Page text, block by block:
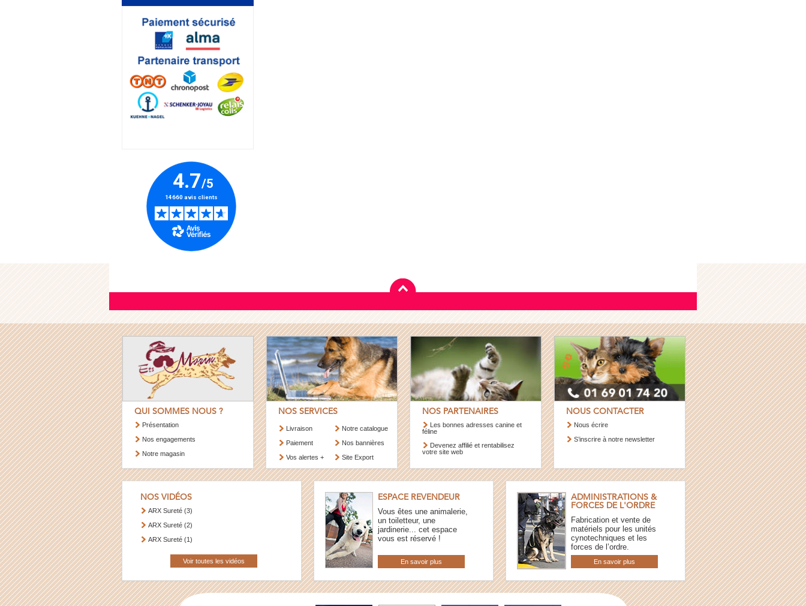
QUI SOMMES NOUS ?
Présentation
Nos engagements
Notre magasin
NOS SERVICES
Livraison
Paiement
Vos alertes +
Notre catalogue
Nos bannières
Site Export
NOS PARTENAIRES
Les bonnes adresses canine et
féline
Devenez affilié et rentabilisez
votre site web
NOUS CONTACTER
Nous écrire
S’inscrire à notre newsletter
NOS VIDÉOS
ARX Sureté (3)
ARX Sureté (2)
ARX Sureté (1)
Voir toutes les vidéos
ESPACE REVENDEUR
Vous êtes une animalerie,
un toiletteur, une
jardinerie... cet espace
vous est réservé !
En savoir plus
ADMINISTRATIONS &
FORCES DE L'ORDRE
Fabrication et vente de
matériels pour les unités
cynotechniques et les
forces de l’ordre.
En savoir plus